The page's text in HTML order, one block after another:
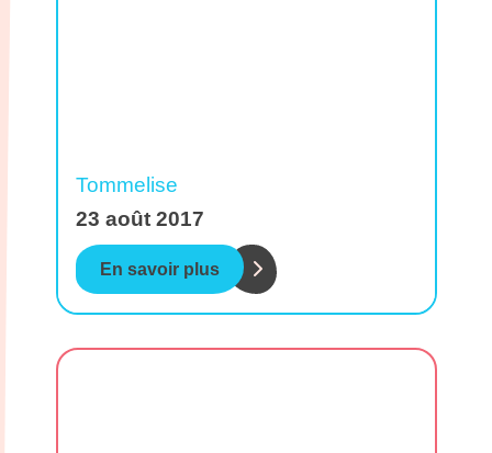
Tommelise
23 août 2017
En savoir plus